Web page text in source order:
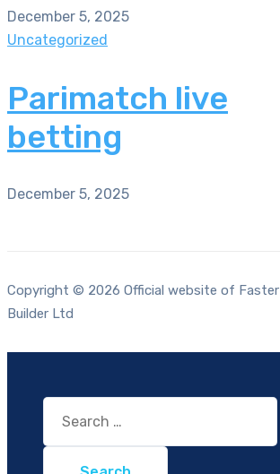
December 5, 2025
Uncategorized
Parimatch live
betting
December 5, 2025
Copyright © 2026 Official website of Faster
Builder Ltd
Search
for: